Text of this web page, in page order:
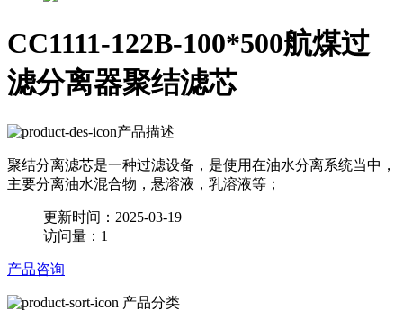
CC1111-122B-100*500航煤过
滤分离器聚结滤芯
产品描述
聚结分离滤芯是一种过滤设备，是使用在油水分离系统当中，
主要分离油水混合物，悬溶液，乳溶液等；
更新时间：2025-03-19
访问量：1
产品咨询
产品分类